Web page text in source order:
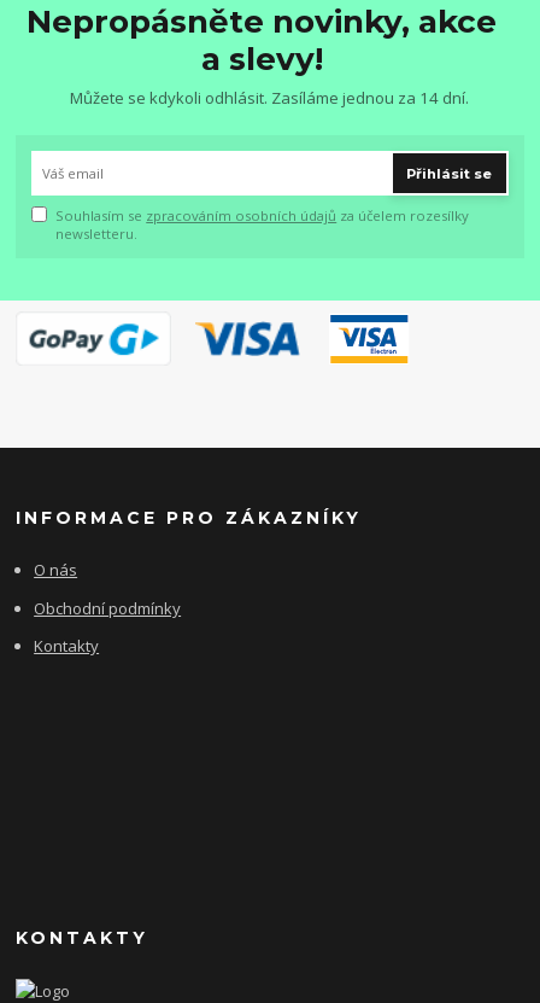
Nepropásněte novinky, akce
a slevy!
Můžete se kdykoli odhlásit. Zasíláme jednou za 14 dní.
Přihlásit se
Souhlasím se zpracováním osobních údajů za účelem rozesílky
newsletteru.
INFORMACE PRO ZÁKAZNÍKY
O nás
Obchodní podmínky
Kontakty
KONTAKTY